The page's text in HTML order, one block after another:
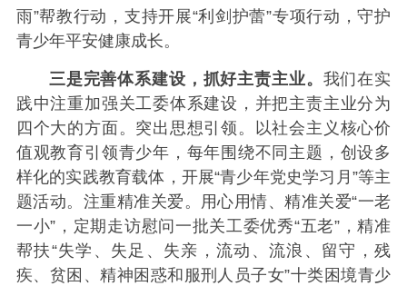
雨”帮教行动，支持开展“利剑护蕾”专项行动，守护
青少年平安健康成长。
三是完善体系建设，抓好主责主业。 我们在实
践中注重加强关工委体系建设，并把主责主业分为
四个大的方面。突出思想引领。以社会主义核心价
值观教育引领青少年，每年围绕不同主题，创设多
样化的实践教育载体，开展“青少年党史学习月”等主
题活动。注重精准关爱。用心用情、精准关爱“一老
一小”，定期走访慰问一批关工委优秀“五老”，精准
帮扶“失学、失足、失亲，流动、流浪、留守，残
疾、贫困、精神困惑和服刑人员子女”十类困境青少